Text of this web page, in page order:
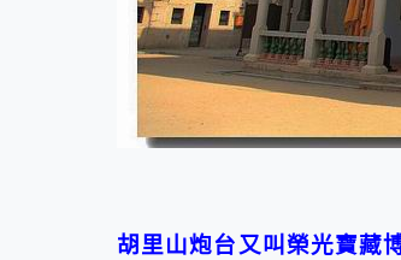
胡里山炮台又叫榮光寶藏